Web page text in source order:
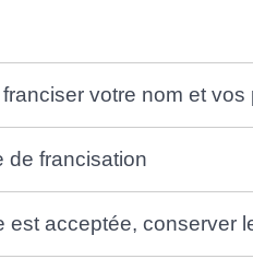
votre nom et vos
de francisation
est acceptée, conserver